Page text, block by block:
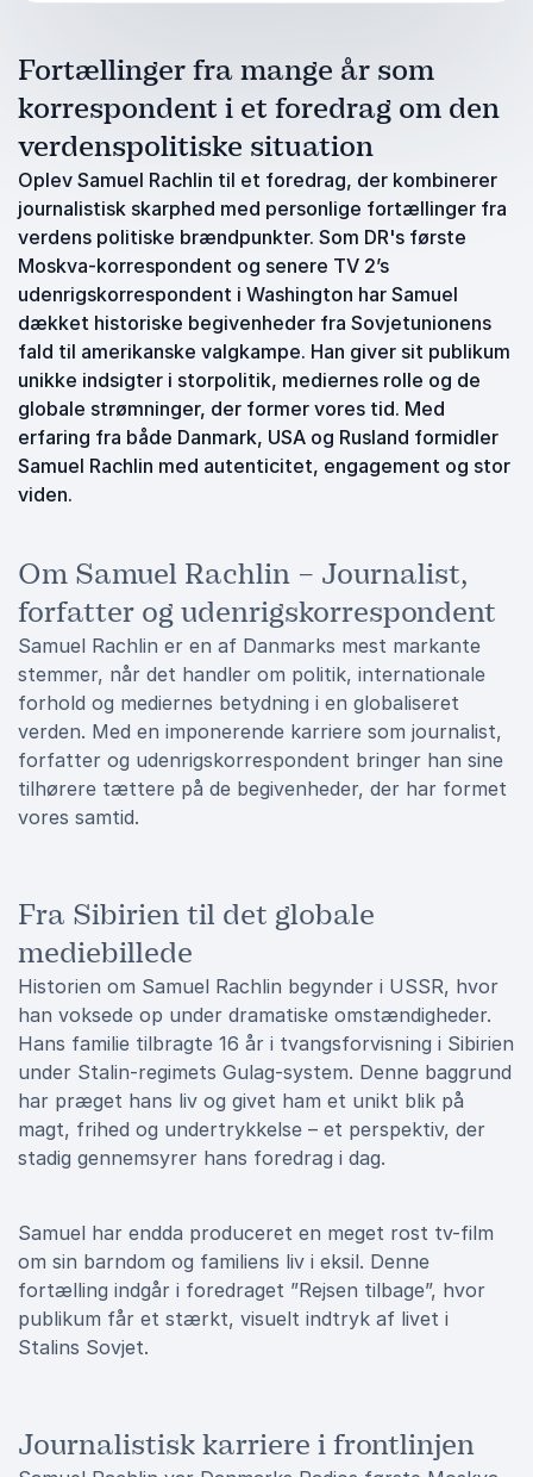
Fortællinger fra mange år som
korrespondent i et foredrag om den
verdenspolitiske situation
Oplev Samuel Rachlin til et foredrag, der kombinerer
journalistisk skarphed med personlige fortællinger fra
verdens politiske brændpunkter. Som DR's første
Moskva-korrespondent og senere TV 2’s
udenrigskorrespondent i Washington har Samuel
dækket historiske begivenheder fra Sovjetunionens
fald til amerikanske valgkampe. Han giver sit publikum
unikke indsigter i storpolitik, mediernes rolle og de
globale strømninger, der former vores tid. Med
erfaring fra både Danmark, USA og Rusland formidler
Samuel Rachlin med autenticitet, engagement og stor
viden.
Om Samuel Rachlin – Journalist,
forfatter og udenrigskorrespondent
Samuel Rachlin er en af Danmarks mest markante
stemmer, når det handler om politik, internationale
forhold og mediernes betydning i en globaliseret
verden. Med en imponerende karriere som journalist,
forfatter og udenrigskorrespondent bringer han sine
tilhørere tættere på de begivenheder, der har formet
vores samtid.
Fra Sibirien til det globale
mediebillede
Historien om Samuel Rachlin begynder i USSR, hvor
han voksede op under dramatiske omstændigheder.
Hans familie tilbragte 16 år i tvangsforvisning i Sibirien
under Stalin-regimets Gulag-system. Denne baggrund
har præget hans liv og givet ham et unikt blik på
magt, frihed og undertrykkelse – et perspektiv, der
stadig gennemsyrer hans foredrag i dag.
Samuel har endda produceret en meget rost tv-film
om sin barndom og familiens liv i eksil. Denne
fortælling indgår i foredraget ”Rejsen tilbage”, hvor
publikum får et stærkt, visuelt indtryk af livet i
Stalins Sovjet.
Journalistisk karriere i frontlinjen